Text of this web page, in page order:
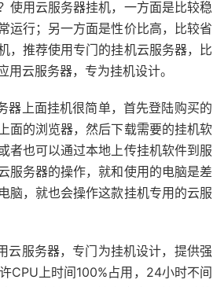
使用云服务器挂机，一方面是比较稳
运行；另一方面是性价比高，比较省
，推荐使用专门的挂机云服务器，比
用云服务器，专为挂机设计。
器上面挂机很简单，首先登陆购买的
面的浏览器，然后下载需要的挂机软
者也可以通过本地上传挂机软件到服
服务器的操作，就和使用的电脑是差
脑，就也会操作这款挂机专用的云服
云服务器，专门为挂机设计，提供强
CPU上时间100%占用，24小时不间